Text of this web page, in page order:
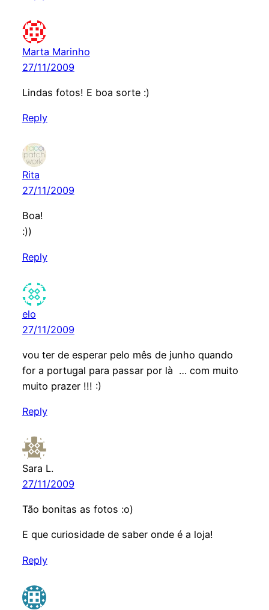
Marta Marinho
27/11/2009
Lindas fotos! E boa sorte :)
Reply
Rita
27/11/2009
Boa!
:))
Reply
elo
27/11/2009
vou ter de esperar pelo mês de junho quando
for a portugal para passar por là … com muito
muito prazer !!! :)
Reply
Sara L.
27/11/2009
Tão bonitas as fotos :o)
E que curiosidade de saber onde é a loja!
Reply